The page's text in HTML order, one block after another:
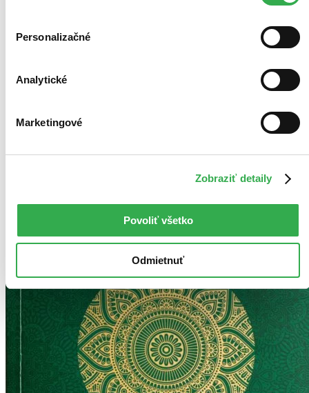
Personalizačné
Analytické
Marketingové
Zobraziť detaily
Povoliť všetko
Odmietnuť
Použité filtre